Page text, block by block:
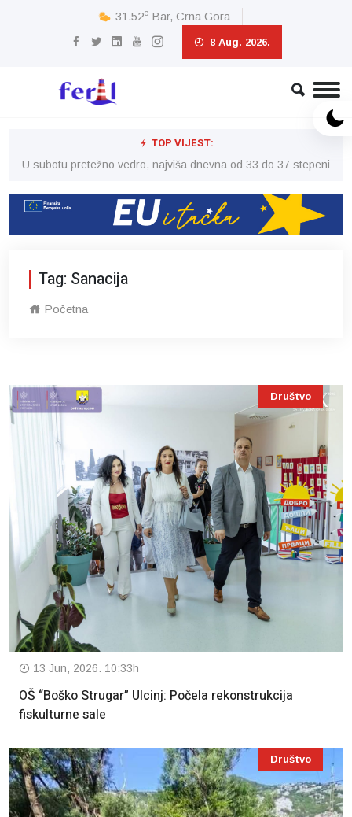
31.52c Bar, Crna Gora
8 Aug. 2026.
TOP VIJEST:
U subotu pretežno vedro, najviša dnevna od 33 do 37 stepeni
Tag: Sanacija
Početna
Društvo
13 Jun, 2026. 10:33h
OŠ “Boško Strugar” Ulcinj: Počela rekonstrukcija
fiskulturne sale
Društvo